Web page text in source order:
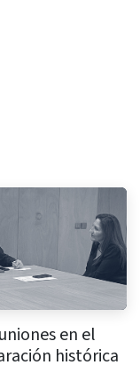
en el
histórica